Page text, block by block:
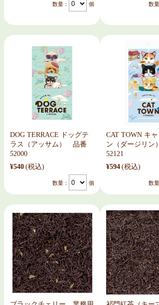
数量： 個 数量
DOG TERRACE ドッグテ
ラス（アッサム） 品番
52000
¥540 (税込)
数量： 個
CAT TOWN キ
ン（ダージリ
52121
¥594 (税込)
数量